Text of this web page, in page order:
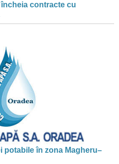
contracte cu
potabile în zona Magheru–